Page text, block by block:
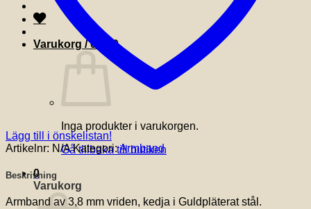
Varukorg /0 0
Inga produkter i varukorgen.
Gå tillbaka till butiken
0
Varukorg
Lägg till i önskelistan!
Artikelnr: N/A Kategori:Armband
Beskrivning
Armband av 3,8 mm vriden, kedja i Guldpläterat stål.